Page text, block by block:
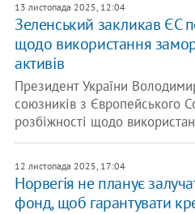
13 листопада 2025, 12:04
Зеленський закликав ЄС
щодо використання
активів
Президент України
союзників з Європейського
розбіжності щодо
12 листопада 2025, 17:04
Норвегія не планує
фонд, щоб гарантувати